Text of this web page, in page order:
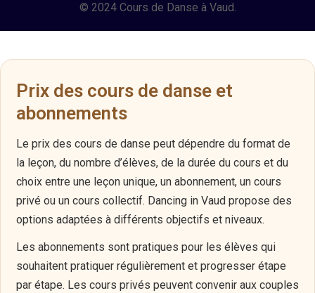
© 2024 Cours de Danse à Vaud.
Prix des cours de danse et
abonnements
Le prix des cours de danse peut dépendre du format de
la leçon, du nombre d’élèves, de la durée du cours et du
choix entre une leçon unique, un abonnement, un cours
privé ou un cours collectif. Dancing in Vaud propose des
options adaptées à différents objectifs et niveaux.
Les abonnements sont pratiques pour les élèves qui
souhaitent pratiquer régulièrement et progresser étape
par étape. Les cours privés peuvent convenir aux couples